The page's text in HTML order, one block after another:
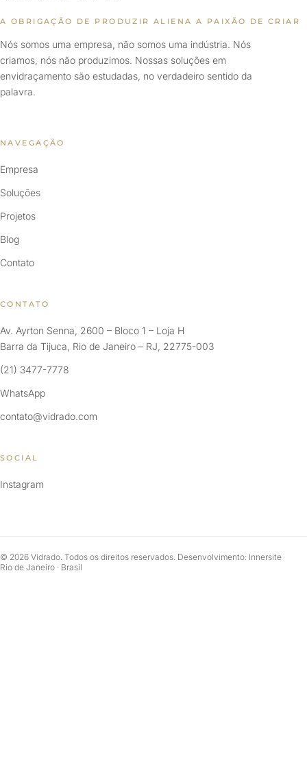
A OBRIGAÇÃO DE PRODUZIR ALIENA A PAIXÃO DE CRIAR
Nós somos uma empresa, não somos uma indústria. Nós
criamos, nós não produzimos. Nossas soluções em
envidraçamento são estudadas, no verdadeiro sentido da
palavra.
NAVEGAÇÃO
Empresa
Soluções
Projetos
Blog
Contato
CONTATO
Av. Ayrton Senna, 2600 – Bloco 1 – Loja H
Barra da Tijuca, Rio de Janeiro – RJ, 22775-003
(21) 3477-7778
WhatsApp
contato@vidrado.com
SOCIAL
Instagram
© 2026 Vidrado. Todos os direitos reservados. Desenvolvimento: Innersite
Rio de Janeiro · Brasil